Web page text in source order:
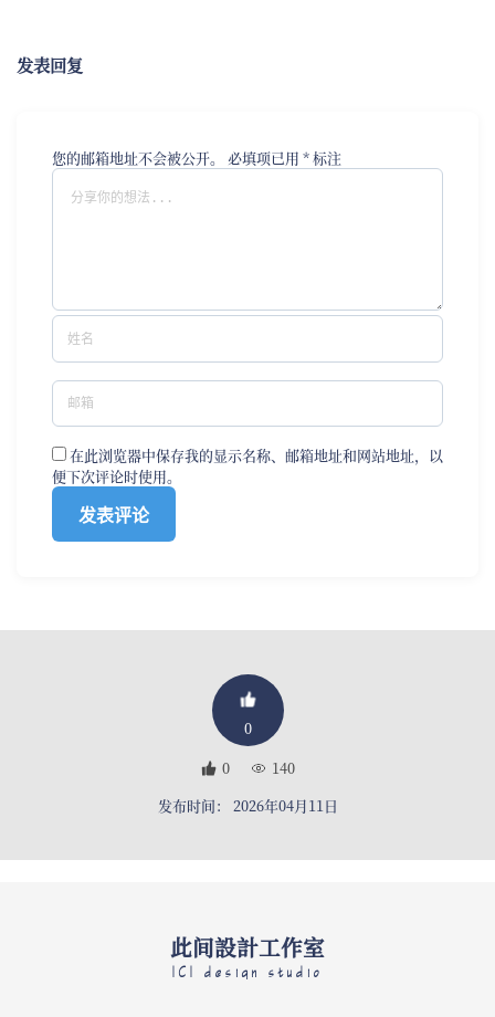
发表回复
您的邮箱地址不会被公开。 必填项已用 *标注
在此浏览器中保存我的显示名称、邮箱地址和网站地址，以
便下次评论时使用。
0
0
140
发布时间： 2026年04月11日
此间設計工作室
ICI design studio